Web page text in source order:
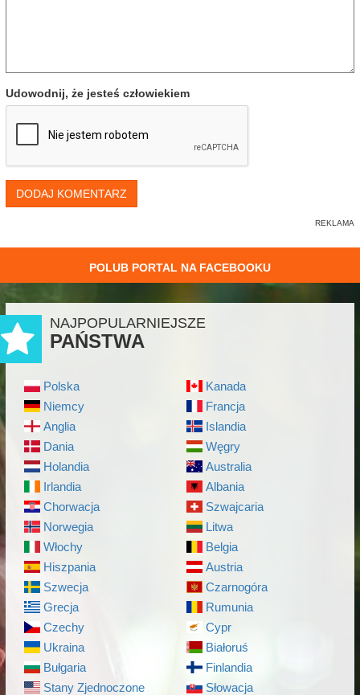
Udowodnij, że jesteś człowiekiem
DODAJ KOMENTARZ
POLUB PORTAL NA FACEBOOKU
NAJPOPULARNIEJSZE
PAŃSTWA
Polska
Niemcy
Anglia
Dania
Holandia
Irlandia
Chorwacja
Norwegia
Włochy
Hiszpania
Szwecja
Grecja
Czechy
Ukraina
Bułgaria
Stany Zjednoczone
Kanada
Francja
Islandia
Węgry
Australia
Albania
Szwajcaria
Litwa
Belgia
Austria
Czarnogóra
Rumunia
Cypr
Białoruś
Finlandia
Słowacja